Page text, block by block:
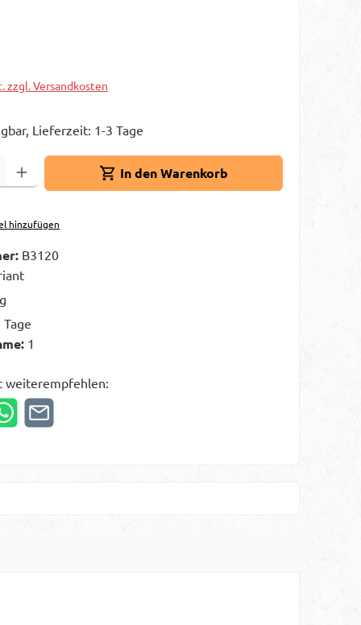
zzgl. Versandkosten
Lieferzeit: 1-3 Tage
den gewünschten Wert ein oder benutze die Schaltflächen um die
In den Warenkorb
hinzufügen
B3120
Tage
1
weiterempfehlen: